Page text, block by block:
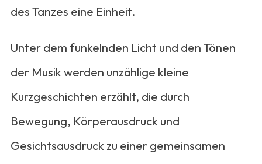
des Tanzes eine Einheit.
Unter dem funkelnden Licht und den Tönen
der Musik werden unzählige kleine
Kurzgeschichten erzählt, die durch
Bewegung, Körperausdruck und
Gesichtsausdruck zu einer gemeinsamen